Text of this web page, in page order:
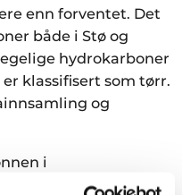
enn forventet. Det
både i Stø og
hydrokarboner
klassifisert som tørr.
og
i
ble tildelt i TFO